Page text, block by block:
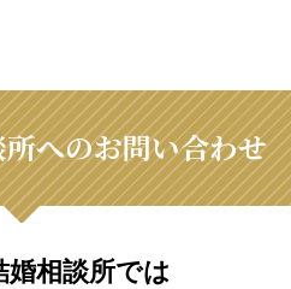
へのお問い合わせ
婚相談所では